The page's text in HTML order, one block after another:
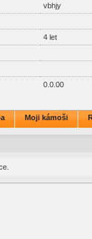
vbhjy
4 let
0.0.00
Moji kámoši